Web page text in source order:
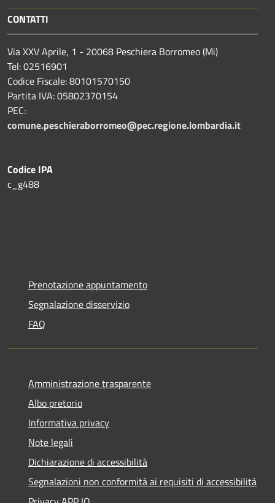
CONTATTI
Via XXV Aprile, 1 - 20068 Peschiera Borromeo (Mi)
Tel: 02516901
Codice Fiscale: 80101570150
Partita IVA: 05802370154
PEC:
comune.peschieraborromeo@pec.regione.lombardia.it
Codice IPA
c_g488
Prenotazione appuntamento
Segnalazione disservizio
FAQ
Amministrazione trasparente
Albo pretorio
Informativa privacy
Note legali
Dichiarazione di accessibilità
Segnalazioni non conformità ai requisiti di accessibilità